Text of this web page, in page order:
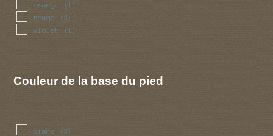
orange (1)
rouge (2)
violet (1)
Couleur de la base du pied
blanc (3)